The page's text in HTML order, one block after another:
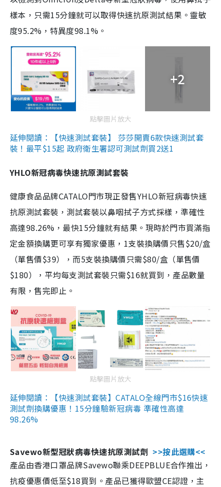
樣本，只需15分鐘就可以取得快速抗原測試結果。靈敏
度95.2%，特異度98.1%。
+2
點擊圖片放大
延伸閱讀：【快速測試套裝】 莎莎開賣6款快速測試套
裝！最平$15起 政府衛生署認可測試劑買2送1
YHLO新冠病毒快速抗原測試套裝
健康食品品牌CATALO門市現正發售YHLO新冠病毒快速
抗原測試套裝，測試套裝以鼻咽拭子方式採樣，準確性
高達98.26%，最快15分鐘就有結果。現時於門市買滿指
定金額換購更可享有獨家優惠，1支裝換購價只售$20/盒
（單售價$39），而5支裝換購價只需$80/盒（單售價
$180），平均每支測試套裝只需$16就買到，產品數量
有限，售完即止。
點擊圖片放大
延伸閱讀：【快速測試套裝】CATALO全線門市$16快速
測試劑換購優惠！15分鐘驗新冠病毒 準確性高達
98.26%
Savewo新型冠狀病毒快速抗原測試劑 >>按此選購<<
產品由香港口罩品牌Savewo聯乘DEEPBLUE合作推出，
抗疫優惠價低至$18買到。產品已獲得歐盟CE認證，主